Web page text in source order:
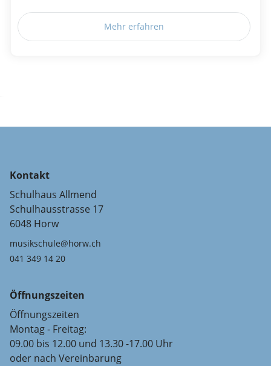
Mehr erfahren
Kontakt
Schulhaus Allmend
Schulhausstrasse 17
6048 Horw
musikschule@horw.ch
041 349 14 20
Öffnungszeiten
Öffnungszeiten
Montag - Freitag:
09.00 bis 12.00 und 13.30 -17.00 Uhr
oder nach Vereinbarung